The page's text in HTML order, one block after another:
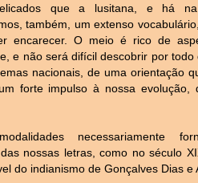
que a lusitana, e há na
também, um extenso
encarecer. O meio é rico de
e não será difícil descobrir por
nacionais, de uma orientação
forte impulso à nossa
necessariamente
nossas letras, como no século
do indianismo de Gonçalves Dias e